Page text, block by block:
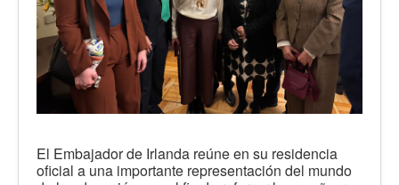
El Embajador de Irlanda reúne en su residencia
oficial a una importante representación del mundo